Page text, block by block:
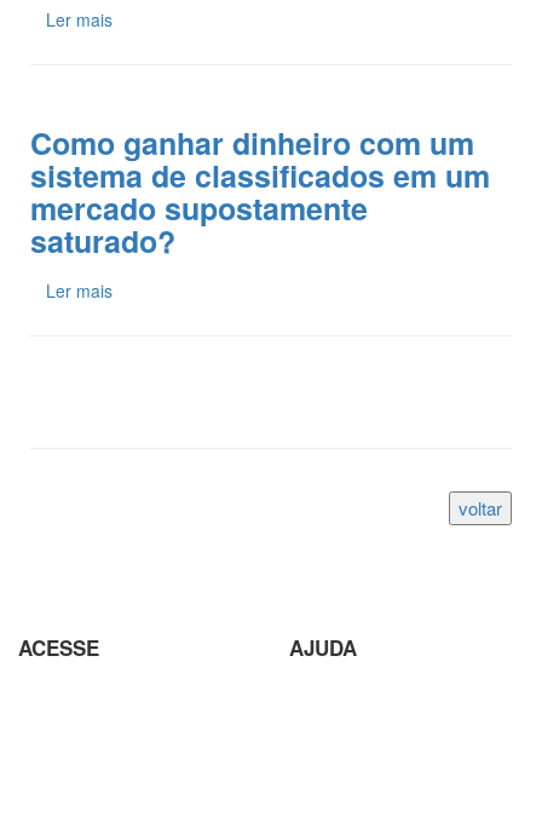
Ler mais
Como ganhar dinheiro com um
sistema de classificados em um
mercado supostamente
saturado?
Ler mais
ACESSE AJUDA